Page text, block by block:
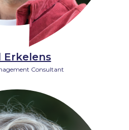
Erkelens
Consultant